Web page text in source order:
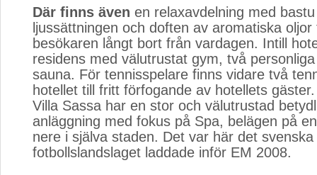
Där finns även en relaxavdelning med
ljussättningen och doften av aromatiska
besökaren långt bort från vardagen. Intill
residens med välutrustat gym, två
sauna. För tennisspelare finns vidare två
hotellet till fritt förfogande av hotellets
Villa Sassa har en stor och välutrustad
anläggning med fokus på Spa, belägen på
nere i själva staden. Det var här det svenska
fotbollslandslaget laddade inför EM 2008.